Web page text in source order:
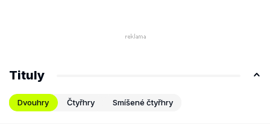
Tituly
Dvouhry Čtyřhry Smíšené čtyřhry